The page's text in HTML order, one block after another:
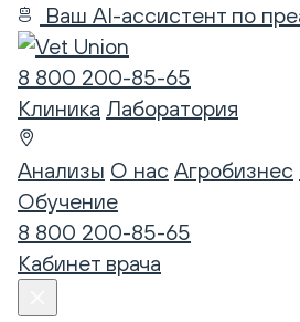
Ваш AI-ассистент по
8 800 200-85-65
Клиника Лаборатория
Анализы О нас Агробизнес
Обучение
8 800 200-85-65
Кабинет врача